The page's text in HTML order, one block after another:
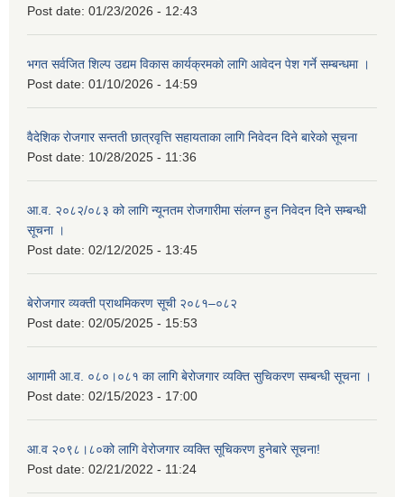
Post date: 01/23/2026 - 12:43
भगत सर्वजित शिल्प उद्यम विकास कार्यक्रमको लागि आवेदन पेश गर्ने सम्बन्धमा ।
Post date: 01/10/2026 - 14:59
वैदेशिक रोजगार सन्तती छात्रवृत्ति सहायताका लागि निवेदन दिने बारेको सूचना
Post date: 10/28/2025 - 11:36
आ.व. २०८२/०८३ को लागि न्यूनतम रोजगारीमा संलग्न हुन निवेदन दिने सम्बन्धी
सूचना ।
Post date: 02/12/2025 - 13:45
बेरोजगार व्यक्ती प्राथमिकरण सूची २०८१–०८२
Post date: 02/05/2025 - 15:53
आगामी आ.व. ०८०।०८१ का लागि बेरोजगार व्यक्ति सुचिकरण सम्बन्धी सूचना ।
Post date: 02/15/2023 - 17:00
आ.व २०९८।८०को लागि वेरोजगार व्यक्ति सूचिकरण हुनेबारे सूचना!
Post date: 02/21/2022 - 11:24